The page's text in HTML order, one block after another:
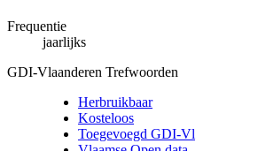
Frequentie
jaarlijks
GDI-Vlaanderen Trefwoorden
Herbruikbaar
Kosteloos
Toegevoegd GDI-Vl